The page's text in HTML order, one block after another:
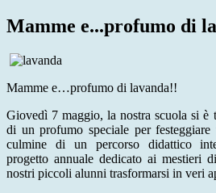
Mamme e...profumo di
Mamme e…profumo di lavanda!!
​Giovedì 7 maggio, la nostra scuola si
di un profumo speciale per
culmine di un percorso didattico
progetto annuale dedicato ai mestieri
nostri piccoli alunni trasformarsi in veri